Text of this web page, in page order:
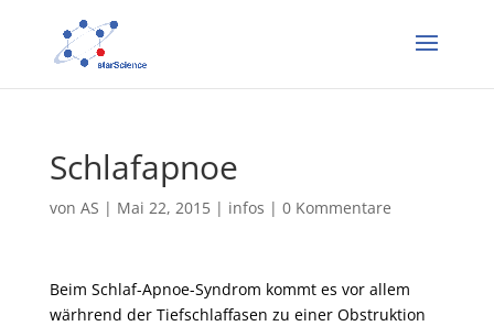
Schlafapnoe
von AS | Mai 22, 2015| infos | 0 Kommentare
Beim Schlaf-Apnoe-Syndrom kommt es vor allem
wärhrend der Tiefschlaffasen zu einer Obstruktion